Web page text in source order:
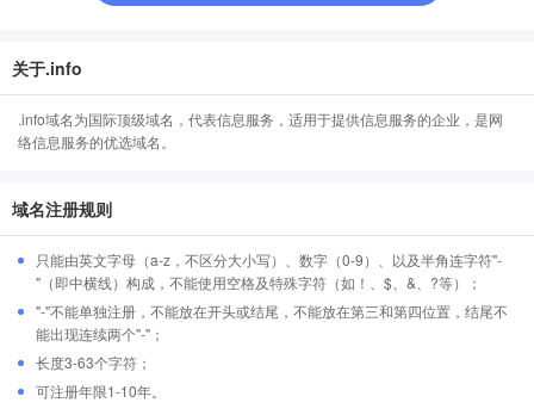
关于.info
.info域名为国际顶级域名，代表信息服务，适用于提供信息服务的企业，是网
络信息服务的优选域名。
域名注册规则
只能由英文字母（a-z，不区分大小写）、数字（0-9）、以及半角连字符"-
"（即中横线）构成，不能使用空格及特殊字符（如！、$、&、?等）；
"-"不能单独注册，不能放在开头或结尾，不能放在第三和第四位置，结尾不
能出现连续两个"-"；
长度3-63个字符；
可注册年限1-10年。